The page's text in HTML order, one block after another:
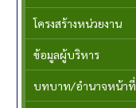
โครงสร้างหน่วยงาน
ข้อมูลผู้บริหาร
บทบาท/อำนาจหน้าที่